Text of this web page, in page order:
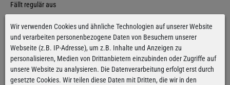
Fällt regulär aus
Hinzufügen
Wir verwenden Cookies und ähnliche Technologien auf unserer Website
und verarbeiten personenbezogene Daten von Besuchern unserer
Webseite (z.B. IP-Adresse), um z.B. Inhalte und Anzeigen zu
personalisieren, Medien von Drittanbietern einzubinden oder Zugriffe auf
unsere Website zu analysieren. Die Datenverarbeitung erfolgt erst durch
gesetzte Cookies. Wir teilen diese Daten mit Dritten, die wir in den